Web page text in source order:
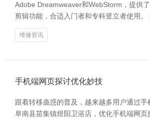
Adobe Dreamweaver和WebStorm，提供
剪辑功能，合适入门者和专科竖立者使用。
维修资讯
手机端网页探讨优化妙技
跟着转移蛊惑的普及，越来越多用户通过
阜南县苗集镇煜阳卫浴店，优化手机端网页